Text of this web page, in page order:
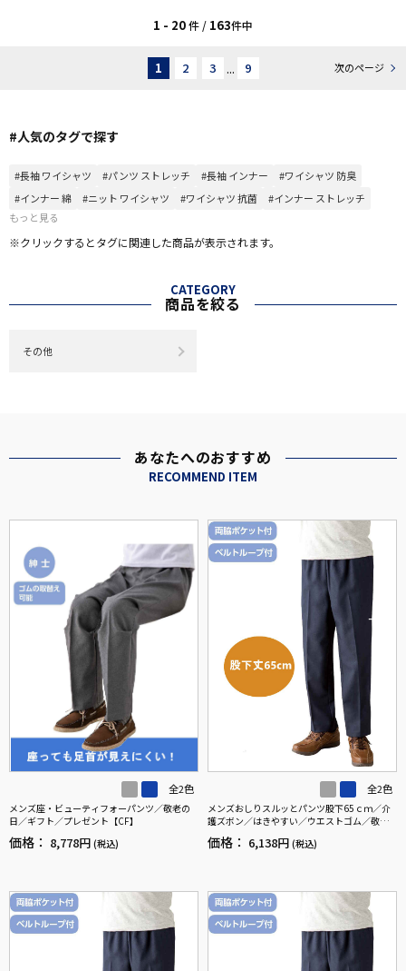
1 - 20件 / 163件中
1 2 3 ... 9 次のページ
#人気のタグで探す
#長袖 ワイシャツ #パンツ ストレッチ #長袖 インナー
#ワイシャツ 防臭
#インナー 綿
#ニット ワイシャツ #ワイシャツ 抗菌
#インナー ストレッチ
もっと見る
※クリックするとタグに関連した商品が表示されます。
CATEGORY
商品を絞る
その他
あなたへのおすすめ
RECOMMEND ITEM
全2色
メンズ座・ビューティフォーパンツ／敬老の
日／ギフト／プレゼント【CF】
価格： 8,778円 (税込)
全2色
メンズおしりスルッとパンツ股下65ｃｍ／介
護ズボン／はきやすい／ウエストゴム／敬老
の日／ギフト／プレゼント【CF】
価格： 6,138円 (税込)